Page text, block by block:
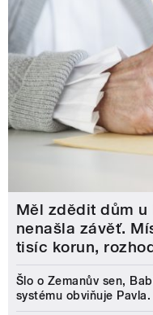
Měl zdědit dům u
nenašla závěť.
tisíc korun,
Šlo o Zemanův sen,
systému obviňuje